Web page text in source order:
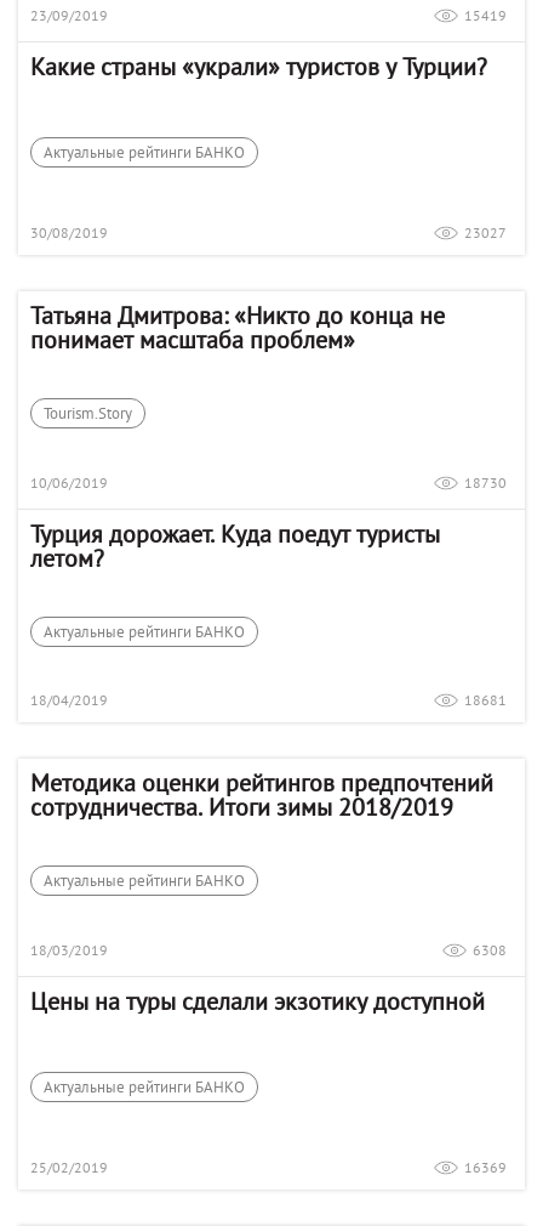
23/09/2019 15419
Какие страны «украли» туристов у Турции?
Актуальные рейтинги БАНКО
30/08/2019 23027
Татьяна Дмитрова: «Никто до конца не
понимает масштаба проблем»
Tourism.Story
10/06/2019 18730
Турция дорожает. Куда поедут туристы
летом?
Актуальные рейтинги БАНКО
18/04/2019 18681
Методика оценки рейтингов предпочтений
сотрудничества. Итоги зимы 2018/2019
Актуальные рейтинги БАНКО
18/03/2019 6308
Цены на туры сделали экзотику доступной
Актуальные рейтинги БАНКО
25/02/2019 16369